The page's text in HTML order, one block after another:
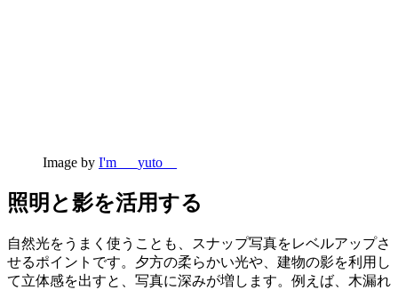
Image by I'm___yuto__
照明と影を活用する
自然光をうまく使うことも、スナップ写真をレベルアップさ
せるポイントです。夕方の柔らかい光や、建物の影を利用し
て立体感を出すと、写真に深みが増します。例えば、木漏れ